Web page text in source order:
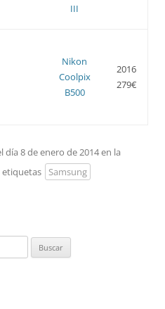
III
Nikon
Coolpix
B500
2016
279€
8 de enero de 2014 en la
etiquetas
Samsung